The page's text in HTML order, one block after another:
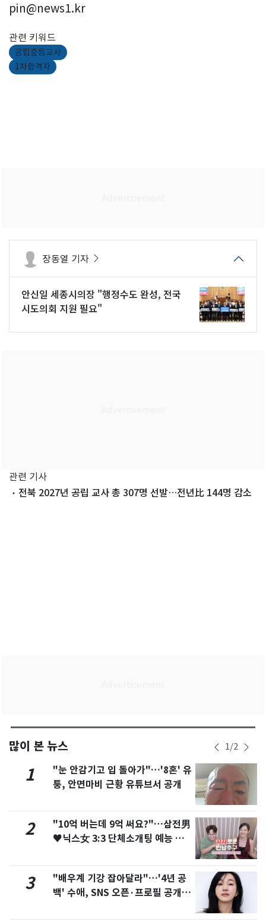
pin@news1.kr
관련 키워드
공립중등교사
1차합격자
장동열 기자
안신일 세종시의장 "행정수도 완성, 전국
시도의회 지원 필요"
관련 기사
전북 2027년 공립 교사 총 307명 선발…전년比 144명 감소
많이 본 뉴스 1/2
1
"눈 안감기고 입 돌아가"…'8혼' 유
퉁, 안면마비 근황 유튜브서 공개
2
"10억 버는데 9억 써요?"…삼전男
♥닉스女 3:3 단체소개팅 예능 화
3
"배우계 기강 잡아달라"…'4년 공
백' 수애, SNS 오픈·프로필 공개